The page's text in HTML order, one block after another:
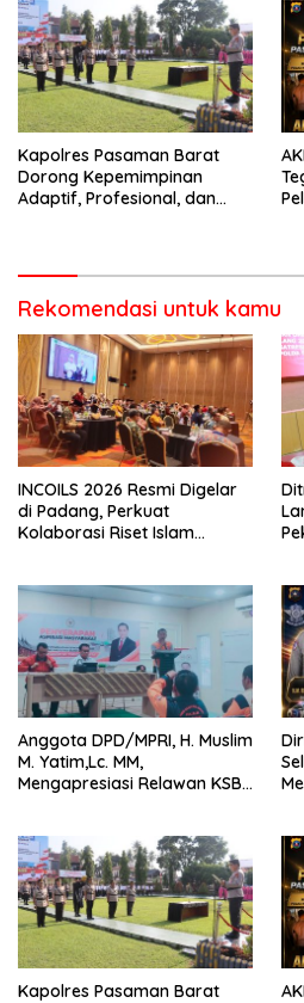
Bencana
Kapolres Pasaman Barat
Dorong Kepemimpinan
Adaptif, Profesional, dan
Rekomendasi untuk kamu
INCOILS 2026 Resmi Digelar
di Padang, Perkuat
Kolaborasi Riset Islam
Anggota DPD/MPRI, H. Muslim
M. Yatim,Lc. MM,
Mengapresiasi Relawan KSB
Bencana
Kapolres Pasaman Barat